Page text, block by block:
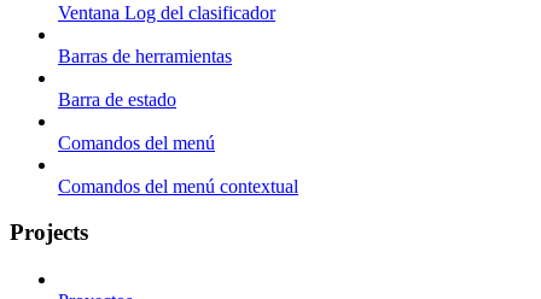
Ventana Log del clasificador
Barras de herramientas
Barra de estado
Comandos del menú
Comandos del menú contextual
Projects